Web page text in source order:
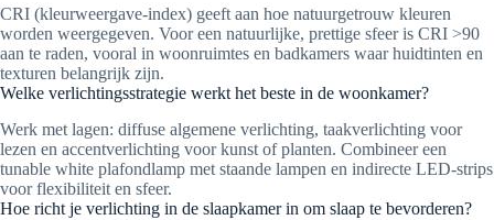
CRI (kleurweergave-index) geeft aan hoe natuurgetrouw kleuren
worden weergegeven. Voor een natuurlijke, prettige sfeer is CRI >90
aan te raden, vooral in woonruimtes en badkamers waar huidtinten en
texturen belangrijk zijn.
Welke verlichtingsstrategie werkt het beste in de woonkamer?
Werk met lagen: diffuse algemene verlichting, taakverlichting voor
lezen en accentverlichting voor kunst of planten. Combineer een
tunable white plafondlamp met staande lampen en indirecte LED-strips
voor flexibiliteit en sfeer.
Hoe richt je verlichting in de slaapkamer in om slaap te bevorderen?